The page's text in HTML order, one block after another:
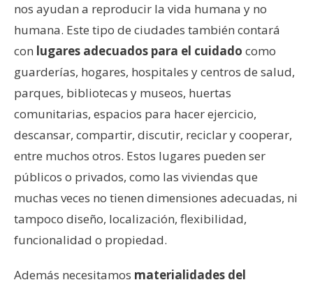
nos ayudan a reproducir la vida humana y no
humana. Este tipo de ciudades también contará
con lugares adecuados para el cuidado como
guarderías, hogares, hospitales y centros de salud,
parques, bibliotecas y museos, huertas
comunitarias, espacios para hacer ejercicio,
descansar, compartir, discutir, reciclar y cooperar,
entre muchos otros. Estos lugares pueden ser
públicos o privados, como las viviendas que
muchas veces no tienen dimensiones adecuadas, ni
tampoco diseño, localización, flexibilidad,
funcionalidad o propiedad.
Además necesitamos materialidades del